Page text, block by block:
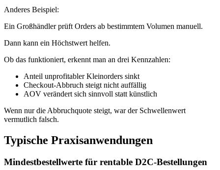
Anderes Beispiel:
Ein Großhändler prüft Orders ab bestimmtem Volumen manuell.
Dann kann ein Höchstwert helfen.
Ob das funktioniert, erkennt man an drei Kennzahlen:
Anteil unprofitabler Kleinorders sinkt
Checkout-Abbruch steigt nicht auffällig
AOV verändert sich sinnvoll statt künstlich
Wenn nur die Abbruchquote steigt, war der Schwellenwert
vermutlich falsch.
Typische Praxisanwendungen
Mindestbestellwerte für rentable D2C-Bestellungen